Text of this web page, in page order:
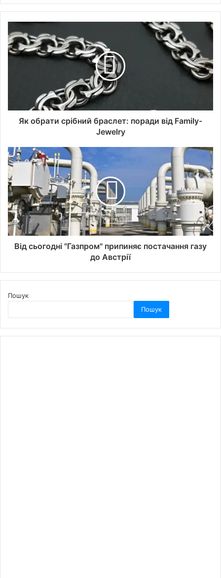
Як обрати срібний браслет: поради від Family-
Jewelry
Від сьогодні "Газпром" припиняє постачання газу
до Австрії
Пошук
Пошук